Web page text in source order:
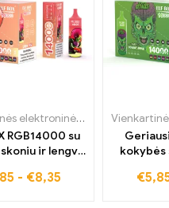
BOX RGB14000Vienkartinės elektroninės cigaretės ,ELF
RGB14000 su
ir lengvu
- €8,35
kokybės
€